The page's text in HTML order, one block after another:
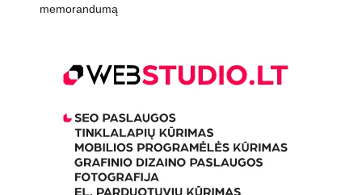
memorandumą